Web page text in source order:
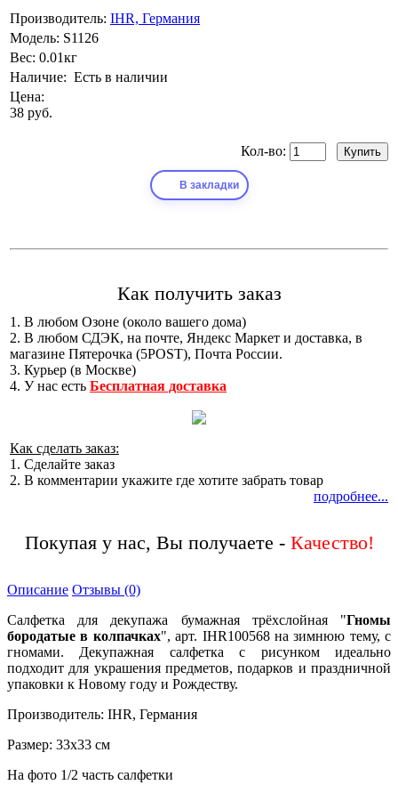
Производитель: IHR, Германия
Модель: S1126
Вес: 0.01кг
Наличие: Есть в наличии
Цена:
38 руб.
Кол-во:
В закладки
Как получить заказ
1. В любом Озоне (около вашего дома)
2. В любом СДЭК, на почте, Яндекс Маркет и доставка, в
магазине Пятерочка (5POST), Почта России.
3. Курьер (в Москве)
4. У нас есть Бесплатная доставка
Как сделать заказ:
1. Сделайте заказ
2. В комментарии укажите где хотите забрать товар
подробнее...
Покупая у нас, Вы получаете -
Описание Отзывы (0)
Салфетка для декупажа бумажная трёхслойная "Гномы
бородатые в колпачках", арт. IHR100568 на зимнюю тему, с
гномами. Декупажная салфетка с рисунком идеально
подходит для украшения предметов, подарков и праздничной
упаковки к Новому году и Рождеству.
Производитель: IHR, Германия
Размер: 33х33 см
На фото 1/2 часть салфетки